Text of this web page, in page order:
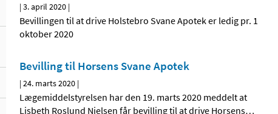
|3. april 2020 |
Bevillingen til at drive Holstebro Svane Apotek er ledig pr. 1
oktober 2020
Bevilling til Horsens Svane Apotek
|24. marts 2020 |
Lægemiddelstyrelsen har den 19. marts 2020 meddelt at
Lisbeth Roslund Nielsen får bevilling til at drive Horsens…